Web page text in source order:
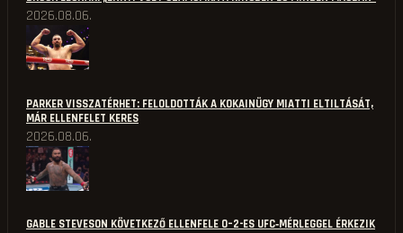
2026.08.06.
PARKER VISSZATÉRHET: FELOLDOTTÁK A KOKAINÜGY MIATTI ELTILTÁSÁT,
MÁR ELLENFELET KERES
2026.08.06.
GABLE STEVESON KÖVETKEZŐ ELLENFELE 0–2-ES UFC‑MÉRLEGGEL ÉRKEZIK